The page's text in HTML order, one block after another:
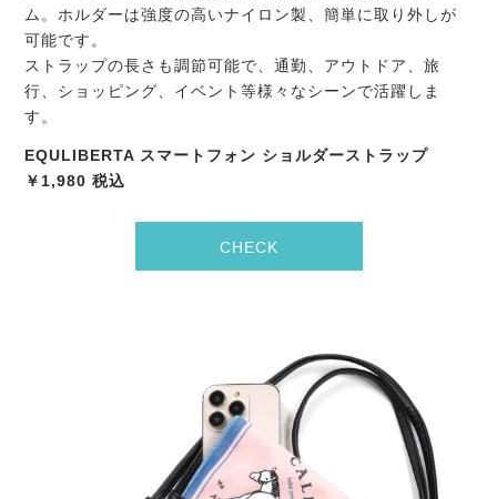
ム。ホルダーは強度の高いナイロン製、簡単に取り外しが
可能です。
ストラップの長さも調節可能で、通勤、アウトドア、旅
行、ショッピング、イベント等様々なシーンで活躍しま
す。
EQULIBERTA スマートフォン ショルダーストラップ
￥1,980 税込
CHECK